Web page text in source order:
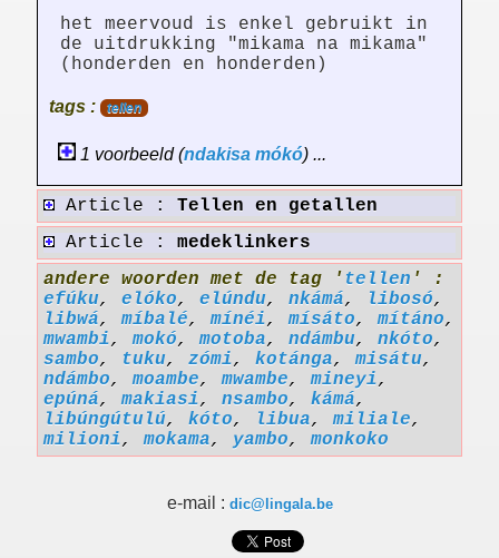
het meervoud is enkel gebruikt in
de uitdrukking "mikama na mikama"
(honderden en honderden)
tags : tellen
1 voorbeeld (ndakisa mókó) ...
Article : Tellen en getallen
Article : medeklinkers
andere woorden met de tag ' tellen ' :
efúku, elóko, elúndu, nkámá, libosó,
libwá,míbalé,mínéi,mísáto,mítáno,
mwambi,mokó,motoba, ndámbu, nkóto,
sambo, tuku, zómi, kotánga,misátu,
ndámbo,moambe,mwambe,mineyi,
epúná,makiasi, nsambo, kámá,
libúngútulú, kóto, libua,miliale,
milioni,mokama, yambo,monkoko
e-mail : dic@lingala.be